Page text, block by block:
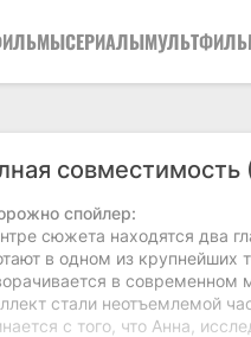
СЕРИАЛЫ
совместимость
спойлер:
сюжета находятся два
в одном из крупнейших
в современном
стали неотъемлемой
с того, что Анна,